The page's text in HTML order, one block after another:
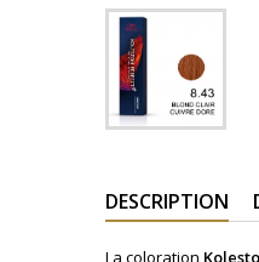
DESCRIPTION
La coloration